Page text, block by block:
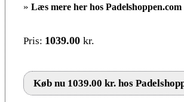
» Læs mere her hos Padelshoppen.com
Pris: 1039.00 kr.
Køb nu 1039.00 kr. hos